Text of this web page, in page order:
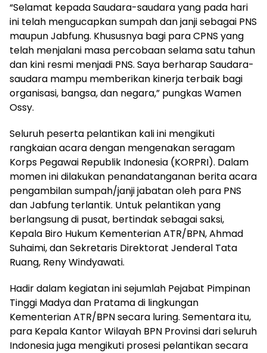
“Selamat kepada Saudara-saudara yang pada hari
ini telah mengucapkan sumpah dan janji sebagai PNS
maupun Jabfung. Khususnya bagi para CPNS yang
telah menjalani masa percobaan selama satu tahun
dan kini resmi menjadi PNS. Saya berharap Saudara-
saudara mampu memberikan kinerja terbaik bagi
organisasi, bangsa, dan negara,” pungkas Wamen
Ossy.
Seluruh peserta pelantikan kali ini mengikuti
rangkaian acara dengan mengenakan seragam
Korps Pegawai Republik Indonesia (KORPRI). Dalam
momen ini dilakukan penandatanganan berita acara
pengambilan sumpah/janji jabatan oleh para PNS
dan Jabfung terlantik. Untuk pelantikan yang
berlangsung di pusat, bertindak sebagai saksi,
Kepala Biro Hukum Kementerian ATR/BPN, Ahmad
Suhaimi, dan Sekretaris Direktorat Jenderal Tata
Ruang, Reny Windyawati.
Hadir dalam kegiatan ini sejumlah Pejabat Pimpinan
Tinggi Madya dan Pratama di lingkungan
Kementerian ATR/BPN secara luring. Sementara itu,
para Kepala Kantor Wilayah BPN Provinsi dari seluruh
Indonesia juga mengikuti prosesi pelantikan secara